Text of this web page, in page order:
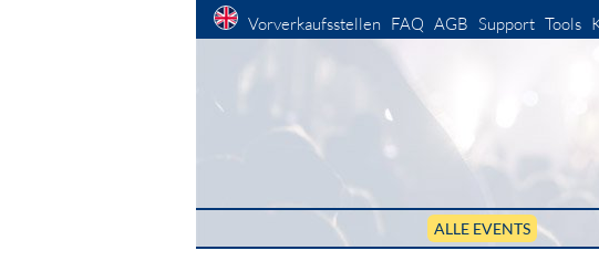
Vorverkaufsstellen FAQ AGB Support Tools
ALLE EVENTS